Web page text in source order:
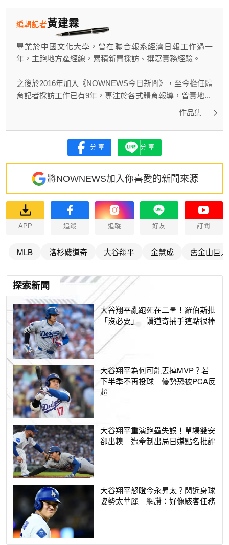
黃建霖
編輯記者
畢業於中國文化大學，曾在聯合報系經濟日報工作過一
年，主跑地方產經線，累積新聞採訪、撰寫實務經驗。
之後於2016年加入《NOWNEWS今日新聞》，至今擔任體
育記者採訪工作已有9年，專注於各式體育報導，曾實地...
作品集
分享 分享
將NOWNEWS加入你喜愛的新聞來源
APP 追蹤 追蹤 好友 訂閱
MLB 洛杉磯道奇 大谷翔平 金慧成 舊金山巨人
探索新聞
大谷翔平亂跑死在二壘！羅伯斯批
「沒必要」 讚道奇捕手這點很棒
大谷翔平為何可能丟掉MVP？若
下半季不再投球 優勢恐被PCA反
超
大谷翔平重演跑壘失誤！單場雙安
卻出糗 遭牽制出局日媒點名批評
大谷翔平怒瞪今永昇太？閃近身球
姿勢太華麗 網讚：好像駭客任務